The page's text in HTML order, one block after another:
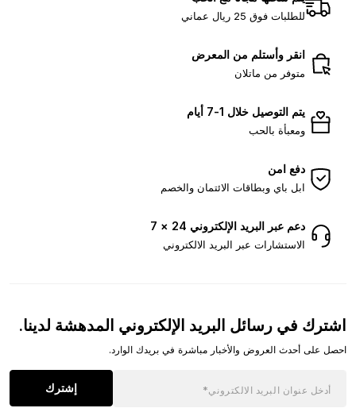
للطلبات فوق 25 ريال عماني
انقر وأستلم من المعرض
متوفر من ماتلان
يتم التوصيل خلال 1-7 أيام
ومعبأة بالحب
دفع امن
ابل باي وبطاقات الائتمان والخصم
دعم عبر البريد الإلكتروني 24 × 7
الاستشارات عبر البريد الالكتروني
اشترك في رسائل البريد الإلكتروني المدهشة لدينا.
احصل على أحدث العروض والأخبار مباشرة في بريدك الوارد.
إشترك